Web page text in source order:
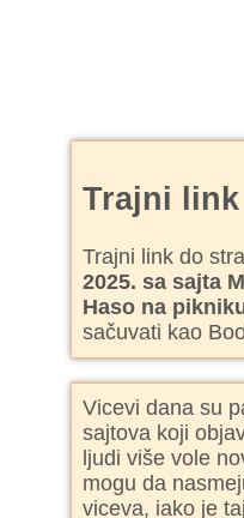
Trajni
Trajni link do
2025. sa sajta
Haso na
sačuvati kao
Vicevi dana su
sajtova koji
ljudi više vole
mogu da
viceva, iako je